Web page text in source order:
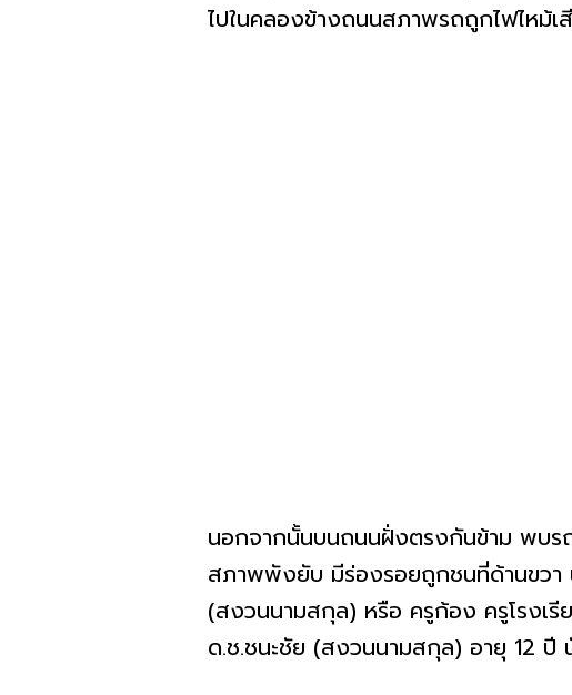
ไปในคลองข้างถนนสภาพรถถูกไฟไหม้
นอกจากนั้นบนถนนฝั่งตรงกันข้าม พบร
สภาพพังยับ มีร่องรอยถูกชนที่ด้านขว
(สงวนนามสกุล) หรือ ครูก้อง ครูโรงเ
ด.ช.ชนะชัย (สงวนนามสกุล) อายุ 12 ปี